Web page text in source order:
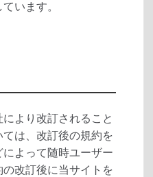
います。
より改訂されること
は、改訂後の規約を
よって随時ユーザー
改訂後に当サイトを